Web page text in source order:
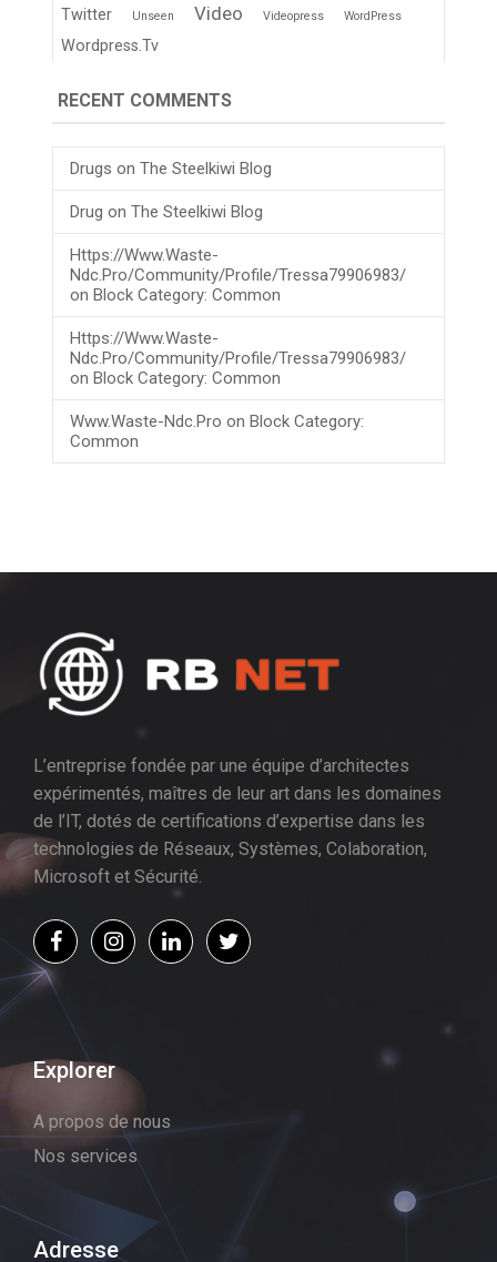
Twitter Unseen Video Videopress WordPress
Wordpress.tv
RECENT COMMENTS
Drugs on The Steelkiwi Blog
Drug on The Steelkiwi Blog
Https://www.waste-
Ndc.pro/community/profile/tressa79906983/
on Block Category: Common
Https://www.waste-
Ndc.pro/community/profile/tressa79906983/
on Block Category: Common
Www.waste-Ndc.pro on Block Category:
Common
L’entreprise fondée par une équipe d’architectes
expérimentés, maîtres de leur art dans les domaines
de l’IT, dotés de certifications d’expertise dans les
technologies de Réseaux, Systèmes, Colaboration,
Microsoft et Sécurité.
Explorer
A propos de nous
Nos services
Adresse